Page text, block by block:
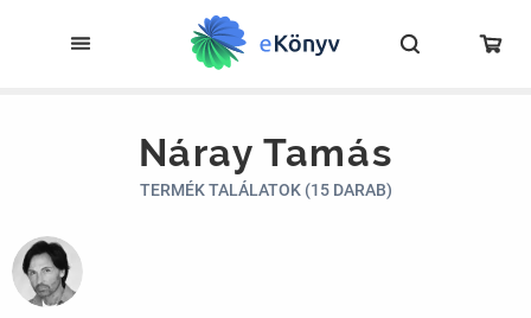
Náray Tamás
TERMÉK TALÁLATOK (15 DARAB)